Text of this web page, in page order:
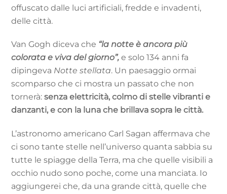
offuscato dalle luci artificiali, fredde e invadenti,
delle città.
Van Gogh diceva che “la notte è ancora più
colorata e viva del giorno”, e solo 134 anni fa
dipingeva Notte stellata. Un paesaggio ormai
scomparso che ci mostra un passato che non
tornerà:senza elettricità, colmo di stelle vibranti e
danzanti, e con la luna che brillava sopra le città.
L’astronomo americano Carl Sagan affermava che
ci sono tante stelle nell’universo quanta sabbia su
tutte le spiagge della Terra, ma che quelle visibili a
occhio nudo sono poche, come una manciata. Io
aggiungerei che, da una grande città, quelle che